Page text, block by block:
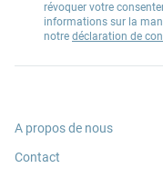
révoquer votre
informations sur la
notre déclaration de
A propos de nous
Contact